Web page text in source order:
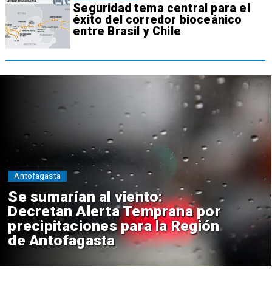
Seguridad tema central para el
éxito del corredor bioceánico
entre Brasil y Chile
Se sumarían al viento:
Decretan Alerta Temprana por
precipitaciones para la Región
de Antofagasta
Antofagasta